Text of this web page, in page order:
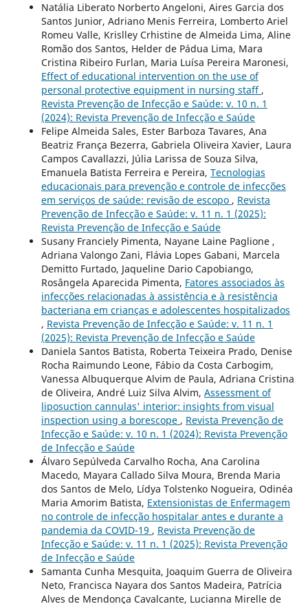
Natália Liberato Norberto Angeloni, Aires Garcia dos
Santos Junior, Adriano Menis Ferreira, Lomberto Ariel
Romeu Valle, Krislley Crhistine de Almeida Lima, Aline
Romão dos Santos, Helder de Pádua Lima, Mara
Cristina Ribeiro Furlan, Maria Luísa Pereira Maronesi,
Effect of educational intervention on the use of
personal protective equipment in nursing staff ,
Revista Prevenção de Infecção e Saúde: v. 10 n. 1
(2024): Revista Prevenção de Infecção e Saúde
Felipe Almeida Sales, Ester Barboza Tavares, Ana
Beatriz França Bezerra, Gabriela Oliveira Xavier, Laura
Campos Cavallazzi, Júlia Larissa de Souza Silva,
Emanuela Batista Ferreira e Pereira, Tecnologias
educacionais para prevenção e controle de infecções
em serviços de saúde: revisão de escopo , Revista
Prevenção de Infecção e Saúde: v. 11 n. 1 (2025):
Revista Prevenção de Infecção e Saúde
Susany Franciely Pimenta, Nayane Laine Paglione ,
Adriana Valongo Zani, Flávia Lopes Gabani, Marcela
Demitto Furtado, Jaqueline Dario Capobiango,
Rosângela Aparecida Pimenta, Fatores associados às
infecções relacionadas à assistência e à resistência
bacteriana em crianças e adolescentes hospitalizados
, Revista Prevenção de Infecção e Saúde: v. 11 n. 1
(2025): Revista Prevenção de Infecção e Saúde
Daniela Santos Batista, Roberta Teixeira Prado, Denise
Rocha Raimundo Leone, Fábio da Costa Carbogim,
Vanessa Albuquerque Alvim de Paula, Adriana Cristina
de Oliveira, André Luiz Silva Alvim, Assessment of
liposuction cannulas' interior: insights from visual
inspection using a borescope , Revista Prevenção de
Infecção e Saúde: v. 10 n. 1 (2024): Revista Prevenção
de Infecção e Saúde
Álvaro Sepúlveda Carvalho Rocha, Ana Carolina
Macedo, Mayara Callado Silva Moura, Brenda Maria
dos Santos de Melo, Lídya Tolstenko Nogueira, Odinéa
Maria Amorim Batista, Extensionistas de Enfermagem
no controle de infecção hospitalar antes e durante a
pandemia da COVID-19 , Revista Prevenção de
Infecção e Saúde: v. 11 n. 1 (2025): Revista Prevenção
de Infecção e Saúde
Samanta Cunha Mesquita, Joaquim Guerra de Oliveira
Neto, Francisca Nayara dos Santos Madeira, Patrícia
Alves de Mendonça Cavalcante, Lucianna Mirelle de